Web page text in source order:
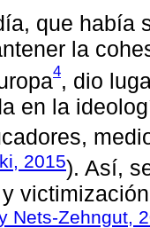
que había
la
4, dio
en la
2015). Así,
Nets-Zehngut,